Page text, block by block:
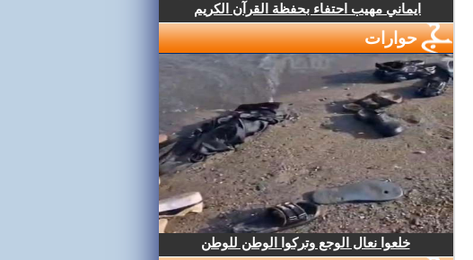
ايماني مهيب احتفاء بحفظة القرآن الكريم
حوارات
خلعوا نعال الوجع وتركوا الوطن للوطن